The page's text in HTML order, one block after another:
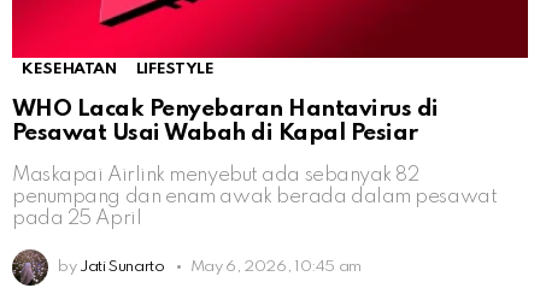
KESEHATAN LIFESTYLE
WHO Lacak Penyebaran Hantavirus di
Pesawat Usai Wabah di Kapal Pesiar
Maskapai Airlink menyebut ada sebanyak 82
penumpang dan enam awak berada dalam pesawat
pada 25 April
by Jati Sunarto May 6, 2026, 10:45 am